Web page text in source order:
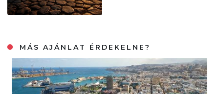
MÁS AJÁNLAT ÉRDEKELNE?